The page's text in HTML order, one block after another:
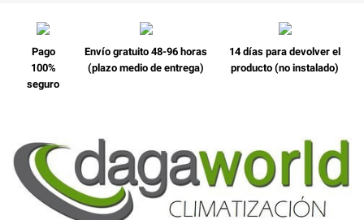
Pago
100%
seguro
Envío gratuito 48-96 horas
(plazo medio de entrega)
14 días para devolver el
producto (no instalado)